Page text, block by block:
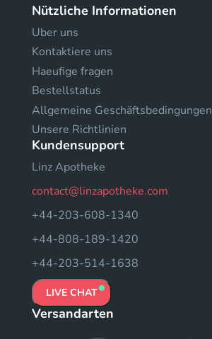
Nützliche Informationen
Uber uns
Kontaktiere uns
Haeufige fragen
Bestellstatus
Allgemeine Geschäftsbedingungen
Unsere Richtlinien
Kundensupport
Linz Apotheke
contact@linzapotheke.com
+44-203-608-1340
+44-808-189-1420
+44-203-514-1638
LIVE CHAT
Versandarten